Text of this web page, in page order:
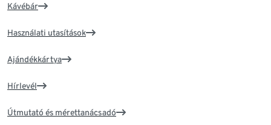
Kávébár
Használati utasítások
Ajándékkártya
Hírlevél
Útmutató és mérettanácsadó